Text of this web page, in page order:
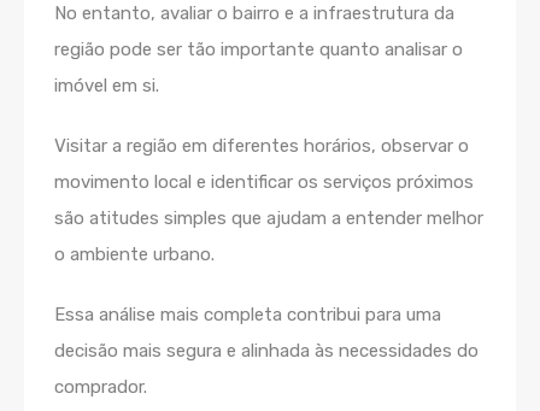
No entanto, avaliar o bairro e a infraestrutura da
região pode ser tão importante quanto analisar o
imóvel em si.
Visitar a região em diferentes horários, observar o
movimento local e identificar os serviços próximos
são atitudes simples que ajudam a entender melhor
o ambiente urbano.
Essa análise mais completa contribui para uma
decisão mais segura e alinhada às necessidades do
comprador.